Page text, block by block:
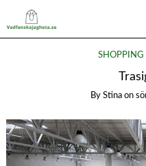
SHOPPING
By Stina on